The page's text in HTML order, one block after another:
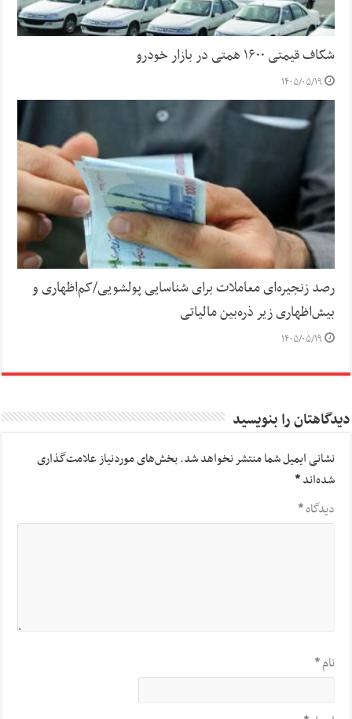
شکاف قیمتی ۱۶۰۰ همتی در بازار خودرو
۱۴۰۵/۰۵/۱۹
رصد زنجیره‌ای معاملات برای شناسایی پولشویی/کم‌اظهاری و
بیش‌اظهاری زیر ذره‌بین مالیاتی
۱۴۰۵/۰۵/۱۹
دیدگاهتان را بنویسید
نشانی ایمیل شما منتشر نخواهد شد.بخش‌های موردنیاز علامت‌گذاری
شده‌اند*
دیدگاه*
نام*